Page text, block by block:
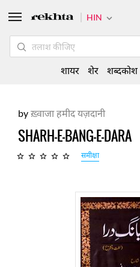
byख़्वाजा हमीद यज़दानी
SHARH-E-BANG-E-DARA
समीक्षा
HIN
शायर शेर शब्दकोश